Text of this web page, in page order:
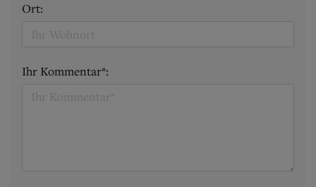
Ort:
Ihr Kommentar*: